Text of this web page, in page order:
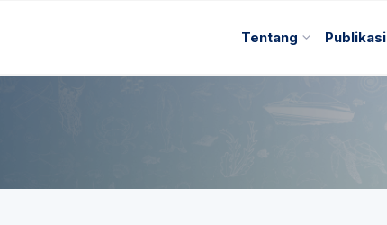
Tentang Publikasi